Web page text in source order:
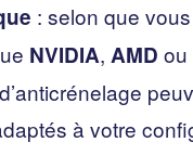
: selon que
NVIDIA, AMD ou
à votre